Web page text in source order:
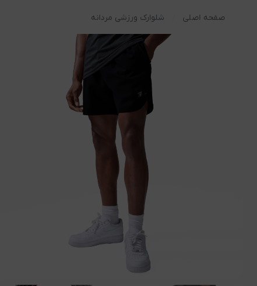
صفحه اصلی شلوارک ورزشی مردانه